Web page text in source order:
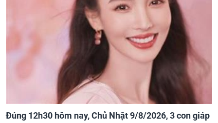
Đúng 12h30 hôm nay, Chủ Nhật 9/8/2026, 3 con giáp